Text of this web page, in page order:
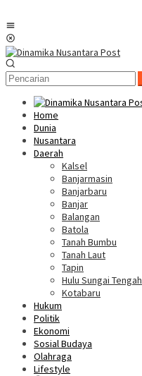
Home
Dunia
Nusantara
Daerah
Kalsel
Banjarmasin
Banjarbaru
Banjar
Balangan
Batola
Tanah Bumbu
Tanah Laut
Tapin
Hulu Sungai Tengah
Kotabaru
Hukum
Politik
Ekonomi
Sosial Budaya
Olahraga
Lifestyle